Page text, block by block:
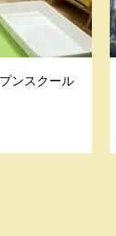
ンスクール